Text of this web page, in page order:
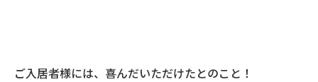
ご入居者様には、喜んだいただけたとのこと！